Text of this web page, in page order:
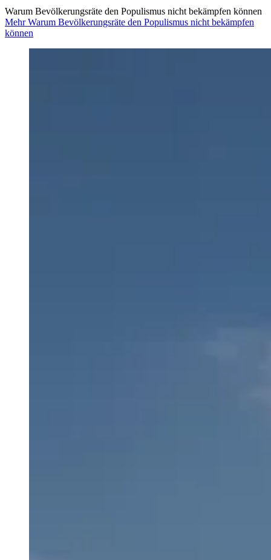
Warum Bevölkerungsräte den Populismus nicht bekämpfen können
Mehr Warum Bevölkerungsräte den Populismus nicht bekämpfen
können